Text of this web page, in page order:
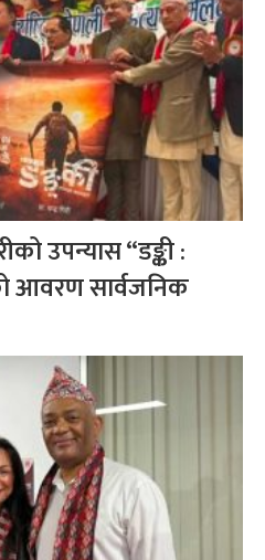
उपन्यास “डङ्की :
आवरण सार्वजनिक